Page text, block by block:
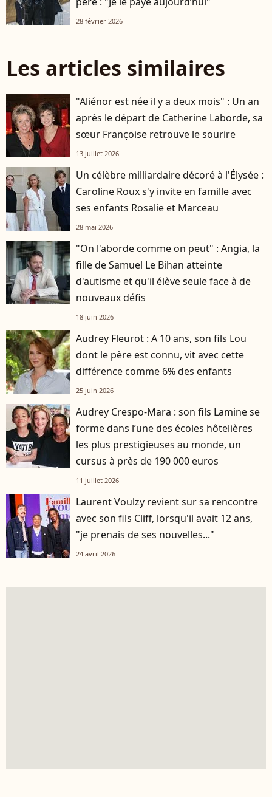
28 février 2026
Les articles similaires
"Aliénor est née il y a deux mois" : Un an
après le départ de Catherine Laborde, sa
sœur Françoise retrouve le sourire
13 juillet 2026
Un célèbre milliardaire décoré à l'Élysée :
Caroline Roux s'y invite en famille avec
ses enfants Rosalie et Marceau
28 mai 2026
"On l'aborde comme on peut" : Angia, la
fille de Samuel Le Bihan atteinte
d'autisme et qu'il élève seule face à de
nouveaux défis
18 juin 2026
Audrey Fleurot : A 10 ans, son fils Lou
dont le père est connu, vit avec cette
différence comme 6% des enfants
25 juin 2026
Audrey Crespo-Mara : son fils Lamine se
forme dans l’une des écoles hôtelières
les plus prestigieuses au monde, un
cursus à près de 190 000 euros
11 juillet 2026
Laurent Voulzy revient sur sa rencontre
avec son fils Cliff, lorsqu'il avait 12 ans,
"je prenais de ses nouvelles..."
24 avril 2026